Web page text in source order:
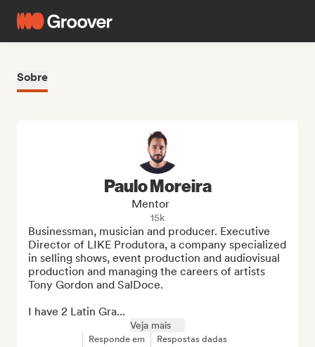
Sobre
Paulo Moreira
Mentor
15k
Businessman, musician and producer. Executive
Director of LIKE Produtora, a company specialized
in selling shows, event production and audiovisual
production and managing the careers of artists
Tony Gordon and SalDoce.
I have 2 Latin Gra...
Veja mais
Responde em Respostas dadas